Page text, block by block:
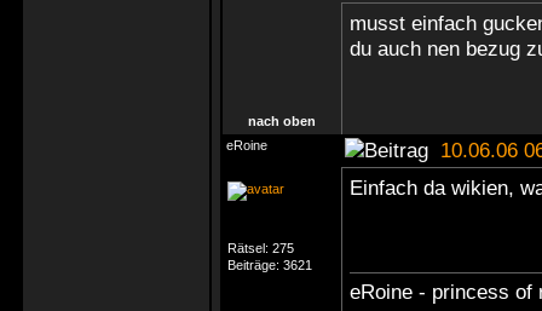
musst einfach
du auch nen bezug
nach oben
eRoine
10.06.06
Rätsel: 275
Beiträge: 3621
Einfach da wikien,
eRoine - princess of